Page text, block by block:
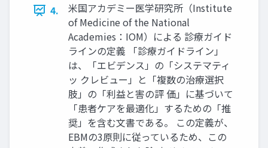
4.
米国アカデミー医学研究所（Institute
of Medicine of the National
Academies：IOM）による 診療ガイド
ラインの定義 「診療ガイドライン」
は、「エビデンス」の「システマティ
ッ クレビュー」と「複数の治療選択
肢」の「利益と害の評 価」に基づいて
「患者ケアを最適化」するための「推
奨」を含む文書である。 この定義が、
EBMの3原則に従っているため、この